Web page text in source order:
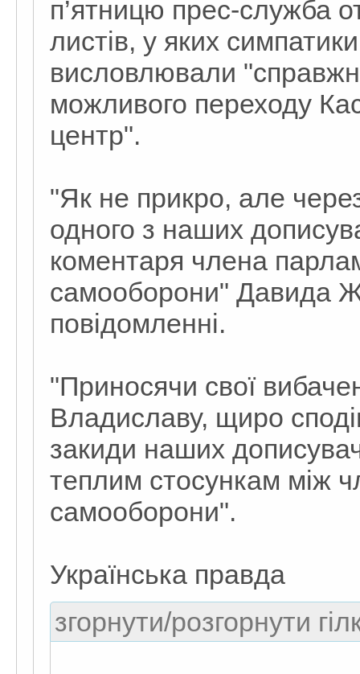
п’ятницю прес-служба
листів, у яких
висловлювали
можливого переходу
центр".
"Як не прикро, але
одного з наших
коментаря члена
самооборони" Давида
повідомленні.
"Приносячи свої
Владиславу, щиро
закиди наших
теплим стосункам між
самооборони".
Українська правда
згорнути/розгорнути